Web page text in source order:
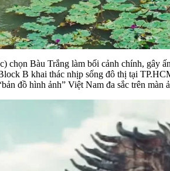
Bàu Trắng làm bối cảnh chính, gây
B khai thác nhịp sống đô thị tại
đồ hình ảnh” Việt Nam đa sắc trên màn